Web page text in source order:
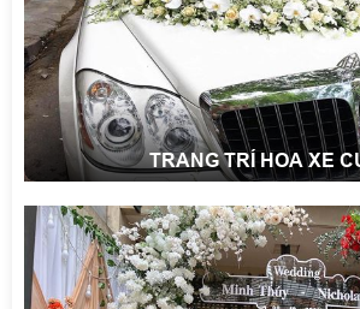
TRANG TRÍ HOA XE